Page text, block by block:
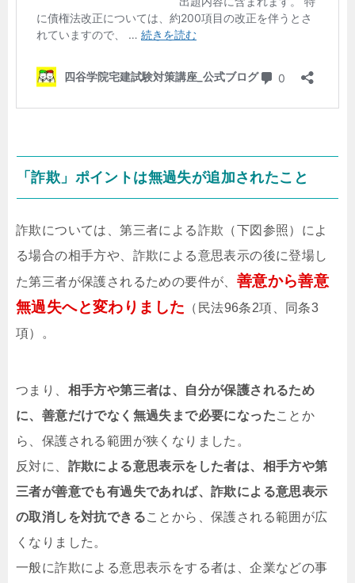
「詐欺」ポイントは無過失が追加されたこと
詐欺については、第三者による詐欺（下図参照）によ
る場合の相手方や、詐欺による意思表示の後に登場し
た第三者が保護されるための要件が、 善意から善意
無過失へと変わりました （民法96条2項、同条3
項）。
つまり、 相手方や第三者は、自分が保護されるため
に、善意だけでなく無過失まで必要になったことか
ら、保護される範囲が狭くなりました。
反対に、 詐欺による意思表示をした者は、相手方や第
三者が善意でも有過失であれば、詐欺による意思表示
の取消しを対抗できることから、保護される範囲が広
くなりました。
一般に詐欺による意思表示をする者は、企業などの事